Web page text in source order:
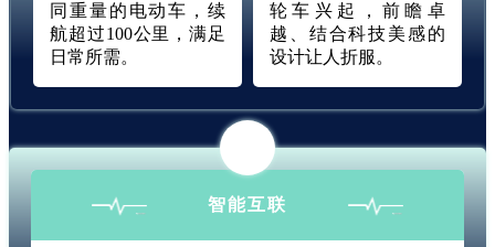
同重量的电动车，续
航超过100公里，满足
日常所需。
轮车兴起，前瞻卓
越、结合科技美感的
设计让人折服。
智能互联